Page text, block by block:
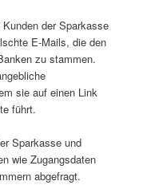
der Sparkasse
E-Mails, die den
zu stammen.
sie auf einen Link
führt.
Sparkasse und
wie Zugangsdaten
abgefragt.